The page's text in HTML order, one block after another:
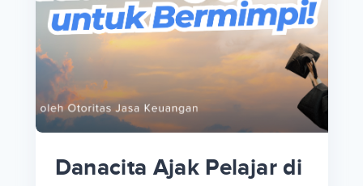
Danacita Ajak Pelajar di